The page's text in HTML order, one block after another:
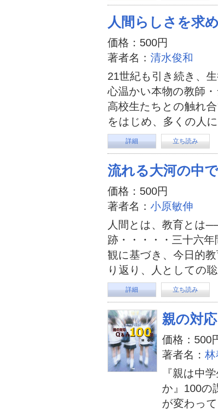
人間らしさを求
価格：500円
著者名： 清水俊和
21世紀も引き続き、
心温かい本物の教師
高校生たちとの触れ
をはじめ、多くの人
詳細 立ち読み
流れる大河の中で
価格：500円
著者名： 小原敏伸
人間とは、教育とは
跡・・・・・三十六
観に基づき、今日的
り返り、人としての
詳細 立ち読み
親の対
価格：500
著者名： 林
『親は中
か』100の
が変わっ